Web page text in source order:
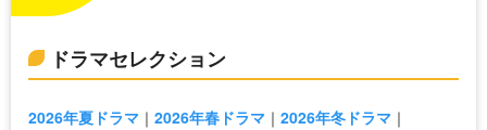
ドラマセレクション
2026年夏ドラマ 2026年春ドラマ
2026年冬ドラマ